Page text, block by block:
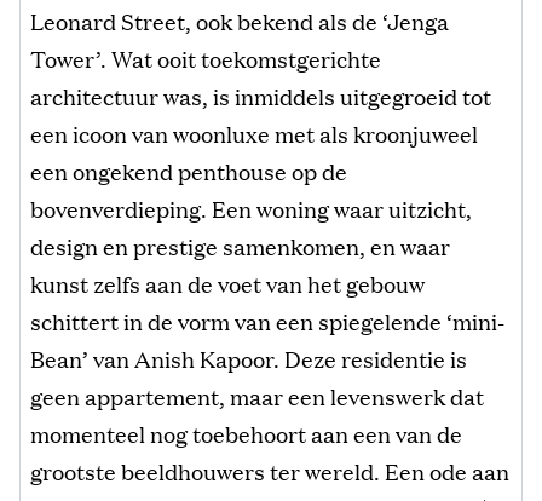
Leonard Street, ook bekend als de ‘Jenga
Tower’. Wat ooit toekomstgerichte
architectuur was, is inmiddels uitgegroeid tot
een icoon van woonluxe met als kroonjuweel
een ongekend penthouse op de
bovenverdieping. Een woning waar uitzicht,
design en prestige samenkomen, en waar
kunst zelfs aan de voet van het gebouw
schittert in de vorm van een spiegelende ‘mini-
Bean’ van Anish Kapoor. Deze residentie is
geen appartement, maar een levenswerk dat
momenteel nog toebehoort aan een van de
grootste beeldhouwers ter wereld. Een ode aan